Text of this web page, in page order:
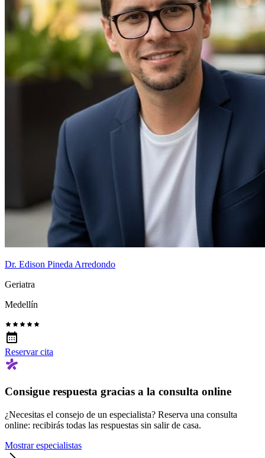
Dr. Edison Pineda Arredondo
Geriatra
Medellín
Reservar cita
Consigue respuesta gracias a la consulta online
¿Necesitas el consejo de un especialista? Reserva una consulta
online: recibirás todas las respuestas sin salir de casa.
Mostrar especialistas